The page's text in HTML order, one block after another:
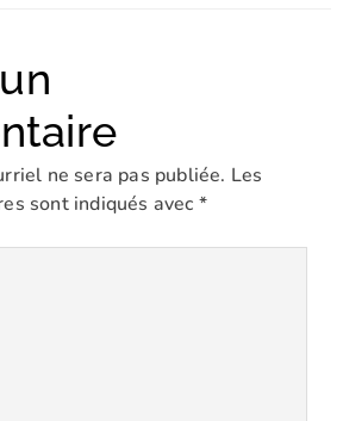
ne sera pas publiée. Les
sont indiqués avec *